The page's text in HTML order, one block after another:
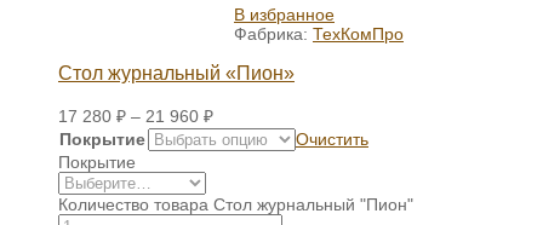
В избранное
Фабрика: ТехКомПро
Стол журнальный «Пион»
17 280 ₽ – 21 960 ₽
Покрытие
Очистить
Покрытие
Количество товара Стол журнальный "Пион"